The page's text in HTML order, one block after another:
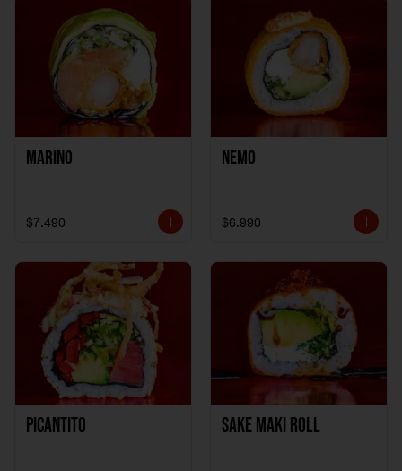
Marino
$7.490
Nemo
$6.990
Picantito Sake Maki Roll